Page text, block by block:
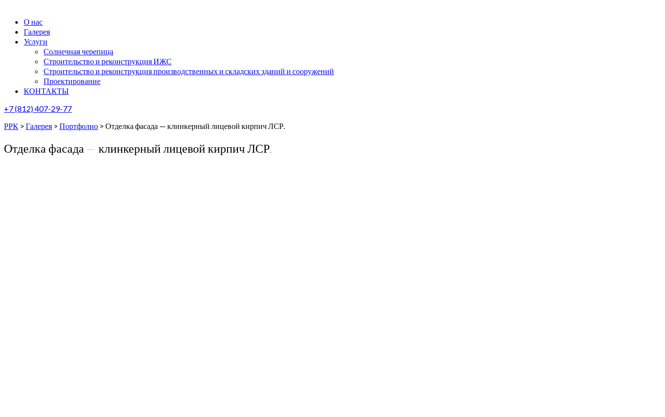
О нас
Галерея
Услуги
Солнечная черепица
Строительство и реконструкция ИЖС
Строительство и реконструкция производственных и складских зданий и сооружений
Проектирование
КОНТАКТЫ
+7 (812) 407-29-77
РРК > Галерея > Портфолио > Отделка фасада — клинкерный лицевой кирпич ЛСР.
Отделка фасада — клинкерный лицевой кирпич ЛСР.